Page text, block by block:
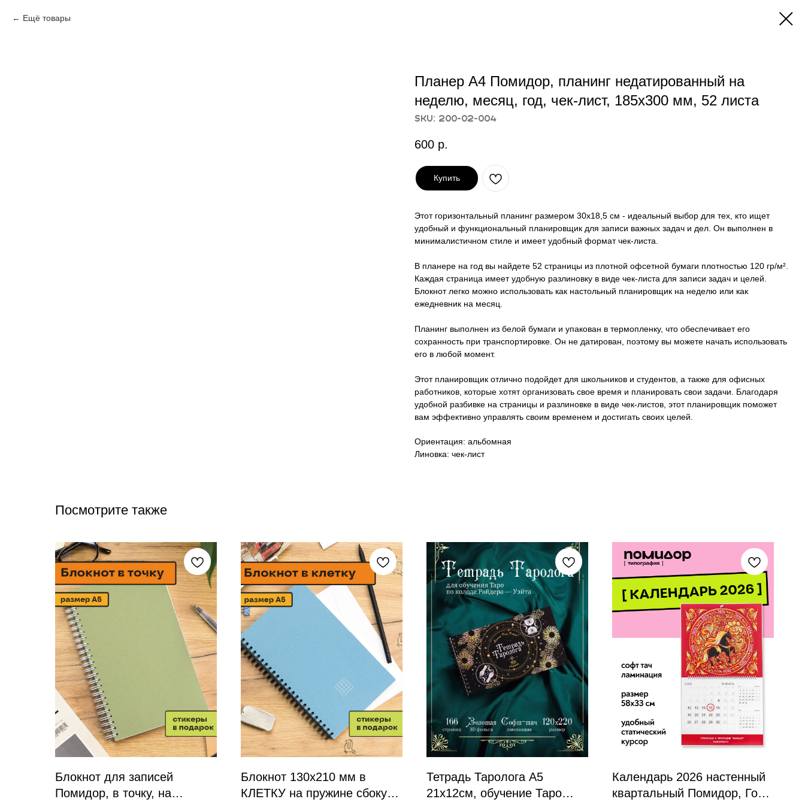
Ещё товары
Планер А4 Помидор, планинг недатированный на
неделю, месяц, год, чек-лист, 185х300 мм, 52 листа
SKU: 200-02-004
600 р.
Купить
Этот горизонтальный планинг размером 30x18,5 см - идеальный выбор для тех, кто ищет
удобный и функциональный планировщик для записи важных задач и дел. Он выполнен в
минималистичном стиле и имеет удобный формат чек-листа.
В планере на год вы найдете 52 страницы из плотной офсетной бумаги плотностью 120 гр/м².
Каждая страница имеет удобную разлиновку в виде чек-листа для записи задач и целей.
Блокнот легко можно использовать как настольный планировщик на неделю или как
ежедневник на месяц.
Планинг выполнен из белой бумаги и упакован в термопленку, что обеспечивает его
сохранность при транспортировке. Он не датирован, поэтому вы можете начать использовать
его в любой момент.
Этот планировщик отлично подойдет для школьников и студентов, а также для офисных
работников, которые хотят организовать свое время и планировать свои задачи. Благодаря
удобной разбивке на страницы и разлиновке в виде чек-листов, этот планировщик поможет
вам эффективно управлять своим временем и достигать своих целей.
Ориентация: альбомная
Линовка: чек-лист
Посмотрите также
Блокнот для записей
Помидор, в точку, на
Блокнот 130х210 мм в
КЛЕТКУ на пружине сбоку
Тетрадь Таролога А5
21х12см, обучение Таро
Календарь 2026 настенный
квартальный Помидор, Год